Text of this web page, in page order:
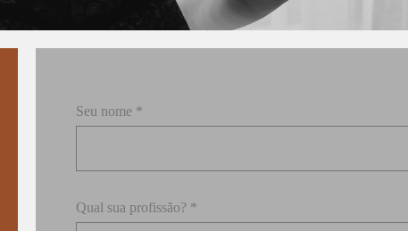
Seu nome *
Qual sua profissão? *